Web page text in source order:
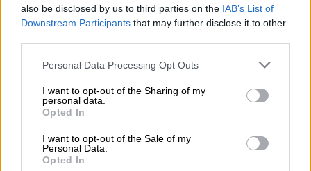
also be disclosed by us to third parties on the IAB’s List of
Downstream Participants that may further disclose it to other
Please note that this website/app uses one or more Google
not limited to your visit or usage behaviour. You may click to
grant or deny consent to Google and its third-party tags to
use your data for below specified purposes in below Google
consent section.
Personal Data Processing Opt Outs
I want to opt-out of the Sharing of my
personal data.
Opted In
I want to opt-out of the Sale of my
Personal Data.
Opted In
Στην κορυφή, όπου έζησε ο καμπούρης του
Βίκτωρος Ουγκώ, μπορούμε να
παρατηρήσουμε, στη γωνία του βόρειου
πύργου, που περιβάλλεται από μάγισσες, το
εντυπωσιακό ανάγλυφο ένας γέρου με
φρυγικό σκούφο και παλτό, που ακουμπά με
το ένα χέρι στην κουπαστή και με το άλλο
χαϊδεύει τη γενειάδα του: είναι ο
αλχημιστής, που εξετάζει και αναρωτιέται